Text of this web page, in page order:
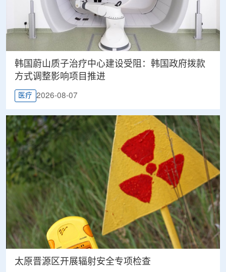
韩国蔚山质子治疗中心建设受阻：韩国政府拨款
方式调整影响项目推进
医疗 2026-08-07
太原晋源区开展辐射安全专项检查